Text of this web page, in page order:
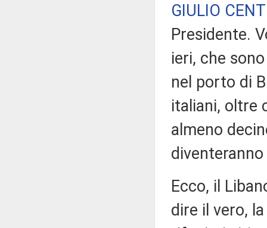
GIULIO
Presidente.
ieri, che
nel porto di
italiani, oltre
almeno
Ecco, il
dire il vero,